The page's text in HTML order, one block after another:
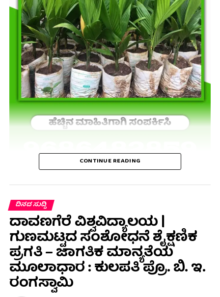
CONTINUE READING
ದಿನದ ಸುದ್ದಿ
ದಾವಣಗೆರೆ ವಿಶ್ವವಿದ್ಯಾಲಯ |
ಗುಣಮಟ್ಟದ ಸಂಶೋಧನೆ ಶೈಕ್ಷಣಿಕ
ಪ್ರಗತಿ – ಜಾಗತಿಕ ಮಾನ್ಯತೆಯ
ಮೂಲಾಧಾರ : ಕುಲಪತಿ ಪ್ರೊ. ಬಿ. ಇ.
ರಂಗಸ್ವಾಮಿ